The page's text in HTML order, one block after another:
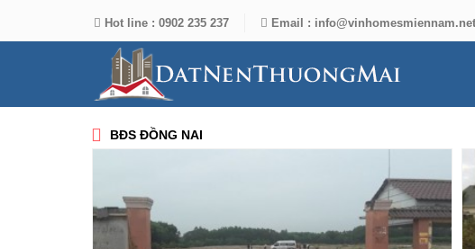
Hot line : 0902 235 237 Email : info@vinhomesmiennam.net
BĐS ĐỒNG NAI